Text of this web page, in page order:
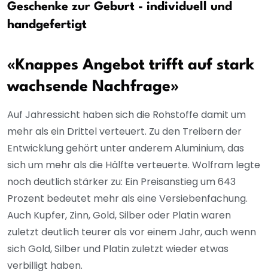
Geschenke zur Geburt - individuell und
handgefertigt
«Knappes Angebot trifft auf stark
wachsende Nachfrage»
Auf Jahressicht haben sich die Rohstoffe damit um
mehr als ein Drittel verteuert. Zu den Treibern der
Entwicklung gehört unter anderem Aluminium, das
sich um mehr als die Hälfte verteuerte. Wolfram legte
noch deutlich stärker zu: Ein Preisanstieg um 643
Prozent bedeutet mehr als eine Versiebenfachung.
Auch Kupfer, Zinn, Gold, Silber oder Platin waren
zuletzt deutlich teurer als vor einem Jahr, auch wenn
sich Gold, Silber und Platin zuletzt wieder etwas
verbilligt haben.